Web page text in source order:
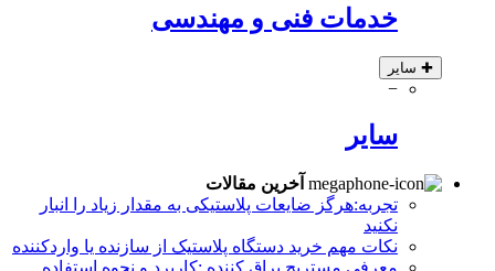
خدمات فنی و مهندسی
✚ سایر
−
سایر
آخرین مقالات
تجربه:هرگز ضایعات پلاستیکی به مقدار زیاد را انبار
نکنید
نکات مهم خرید دستگاه پلاستیک از سازنده یا واردکننده